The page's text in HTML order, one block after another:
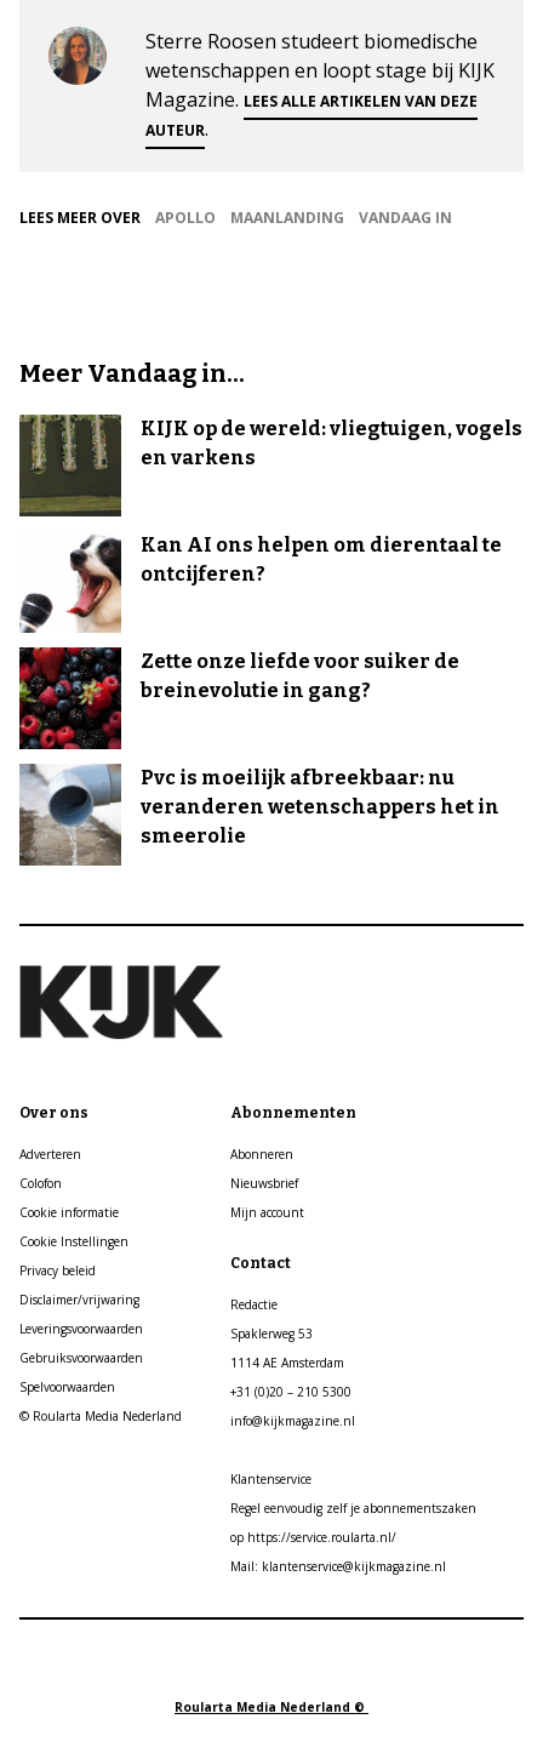
Sterre Roosen studeert biomedische
wetenschappen en loopt stage bij KIJK
Magazine. LEES ALLE ARTIKELEN VAN DEZE
AUTEUR.
LEES MEER OVER APOLLO MAANLANDING VANDAAG IN
Meer Vandaag in...
KIJK op de wereld: vliegtuigen, vogels
en varkens
Kan AI ons helpen om dierentaal te
ontcijferen?
Zette onze liefde voor suiker de
breinevolutie in gang?
Pvc is moeilijk afbreekbaar: nu
veranderen wetenschappers het in
smeerolie
Over ons
Adverteren
Colofon
Cookie informatie
Cookie Instellingen
Privacy beleid
Disclaimer/vrijwaring
Leveringsvoorwaarden
Gebruiksvoorwaarden
Spelvoorwaarden
© Roularta Media Nederland
Abonnementen
Abonneren
Nieuwsbrief
Mijn account
Contact
Redactie
Spaklerweg 53
1114 AE Amsterdam
+31 (0)20 – 210 5300
info@kijkmagazine.nl
Klantenservice
Regel eenvoudig zelf je abonnementszaken
op https://service.roularta.nl/
Mail: klantenservice@kijkmagazine.nl
Roularta Media Nederland ©